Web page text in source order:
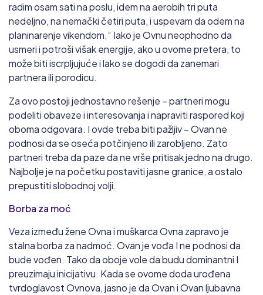
radim osam sati na poslu, idem na aerobih tri puta
nedeljno, na nemački četiri puta, i uspevam da odem na
planinarenje vikendom.“ Iako je Ovnu neophodno da
usmeri i potroši višak energije, ako u ovome pretera, to
može biti iscrpljujuće i lako se dogodi da zanemari
partnera ili porodicu.
Za ovo postoji jednostavno rešenje – partneri mogu
podeliti obaveze i interesovanja i napraviti raspored koji
oboma odgovara. I ovde treba biti pažljiv – Ovan ne
podnosi da se oseća potčinjeno ili zarobljeno. Zato
partneri treba da paze da ne vrše pritisak jedno na drugo.
Najbolje je na početku postaviti jasne granice, a ostalo
prepustiti slobodnoj volji.
Borba za moć
Veza između žene Ovna i muškarca Ovna zapravo je
stalna borba za nadmoć. Ovan je vođa I ne podnosi da
bude vođen. Tako da oboje vole da budu dominantni I
preuzimaju inicijativu. Kada se ovome doda urođena
tvrdoglavost Ovnova, jasno je da Ovan i Ovan ljubavna